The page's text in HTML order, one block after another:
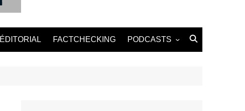
ÉDITORIAL FACTCHECKING PODCASTS